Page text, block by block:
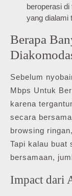
beroperasi
yang dialami
Berapa
Sebelum
Mbps Untuk
karena
secara
browsing
Tapi kalau buat
bersamaan,
Impact dari